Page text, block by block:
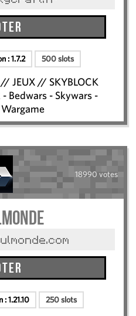
:1.7.2 500 slots
JEUX // SKYBLOCK
Bedwars - Skywars -
18990 votes
:1.21.10 250 slots